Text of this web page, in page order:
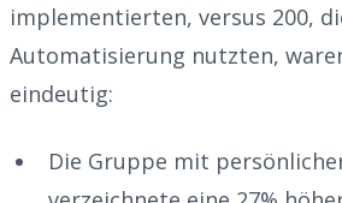
implementierten, versus 200,
Automatisierung nutzten,
eindeutig:
Die Gruppe mit